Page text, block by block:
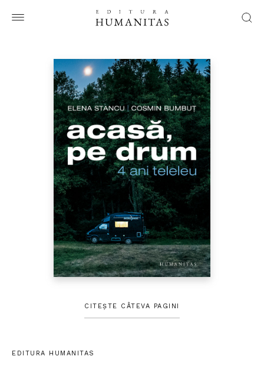
CITEȘTE CÂTEVA PAGINI
EDITURA HUMANITAS